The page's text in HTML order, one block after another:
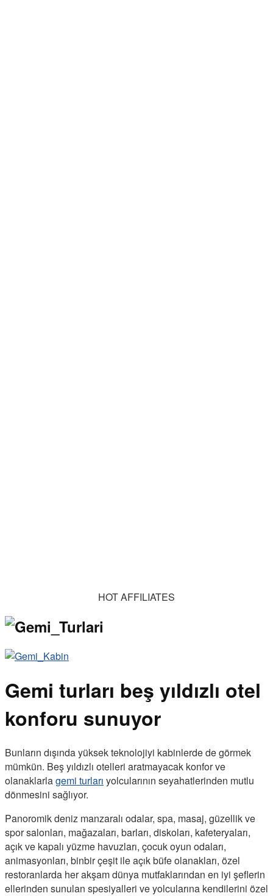
HOT AFFILIATES
Gemi turları beş yıldızlı otel
konforu sunuyor
Bunların dışında yüksek teknolojiyi kabinlerde de görmek
mümkün. Beş yıldızlı otelleri aratmayacak konfor ve
olanaklarlagemi turları yolcularının seyahatlerinden mutlu
dönmesini sağlıyor.
Panoromik deniz manzaralı odalar, spa, masaj, güzellik ve
spor salonları, mağazaları, barları, diskoları, kafeteryaları,
açık ve kapalı yüzme havuzları, çocuk oyun odaları,
animasyonları, binbir çeşit ile açık büfe olanakları, özel
restoranlarda her akşam dünya mutfaklarından en iyi şeflerin
ellerinden sunulan spesiyalleri ve yolcularına kendilerini özel